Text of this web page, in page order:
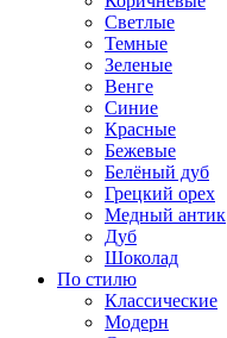
Светлые
Темные
Зеленые
Венге
Синие
Красные
Бежевые
Белёный дуб
Грецкий орех
Медный антик
Дуб
Шоколад
По стилю
Классические
Модерн